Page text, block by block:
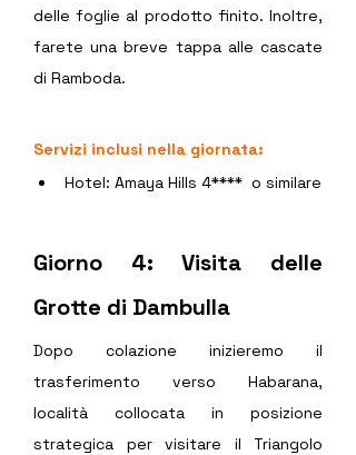
delle foglie al prodotto finito. Inoltre,
farete una breve tappa alle cascate
di Ramboda.
Servizi inclusi nella giornata:
Hotel: Amaya Hills 4****  o similare
Giorno 4: Visita delle
Grotte di Dambulla
Dopo colazione inizieremo il
trasferimento verso Habarana,
località collocata in posizione
strategica per visitare il Triangolo